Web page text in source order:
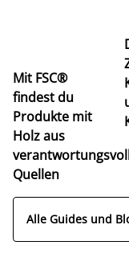
Mit FSC®
findest du
Produkte mit
Holz aus
Quellen
Alle Guides und